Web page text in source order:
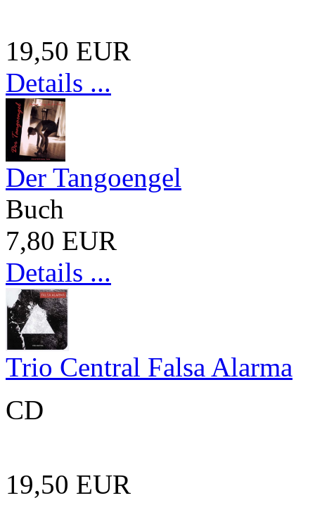
19,50 EUR
Details ...
Der Tangoengel
Buch
7,80 EUR
Details ...
Trio Central Falsa Alarma
CD
19,50 EUR